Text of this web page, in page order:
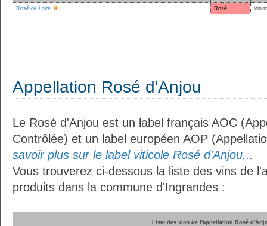
Rosé de Loire
Rosé Vin
Appellation Rosé d'Anjou
Le Rosé d'Anjou est un label français AOC
Contrôlée) et un label européen AOP
savoir plus sur le label viticole Rosé d'Anjou...
Vous trouverez ci-dessous la liste des vins de
produits dans la commune d'Ingrandes :
Liste des vins de l'appellation Rosé